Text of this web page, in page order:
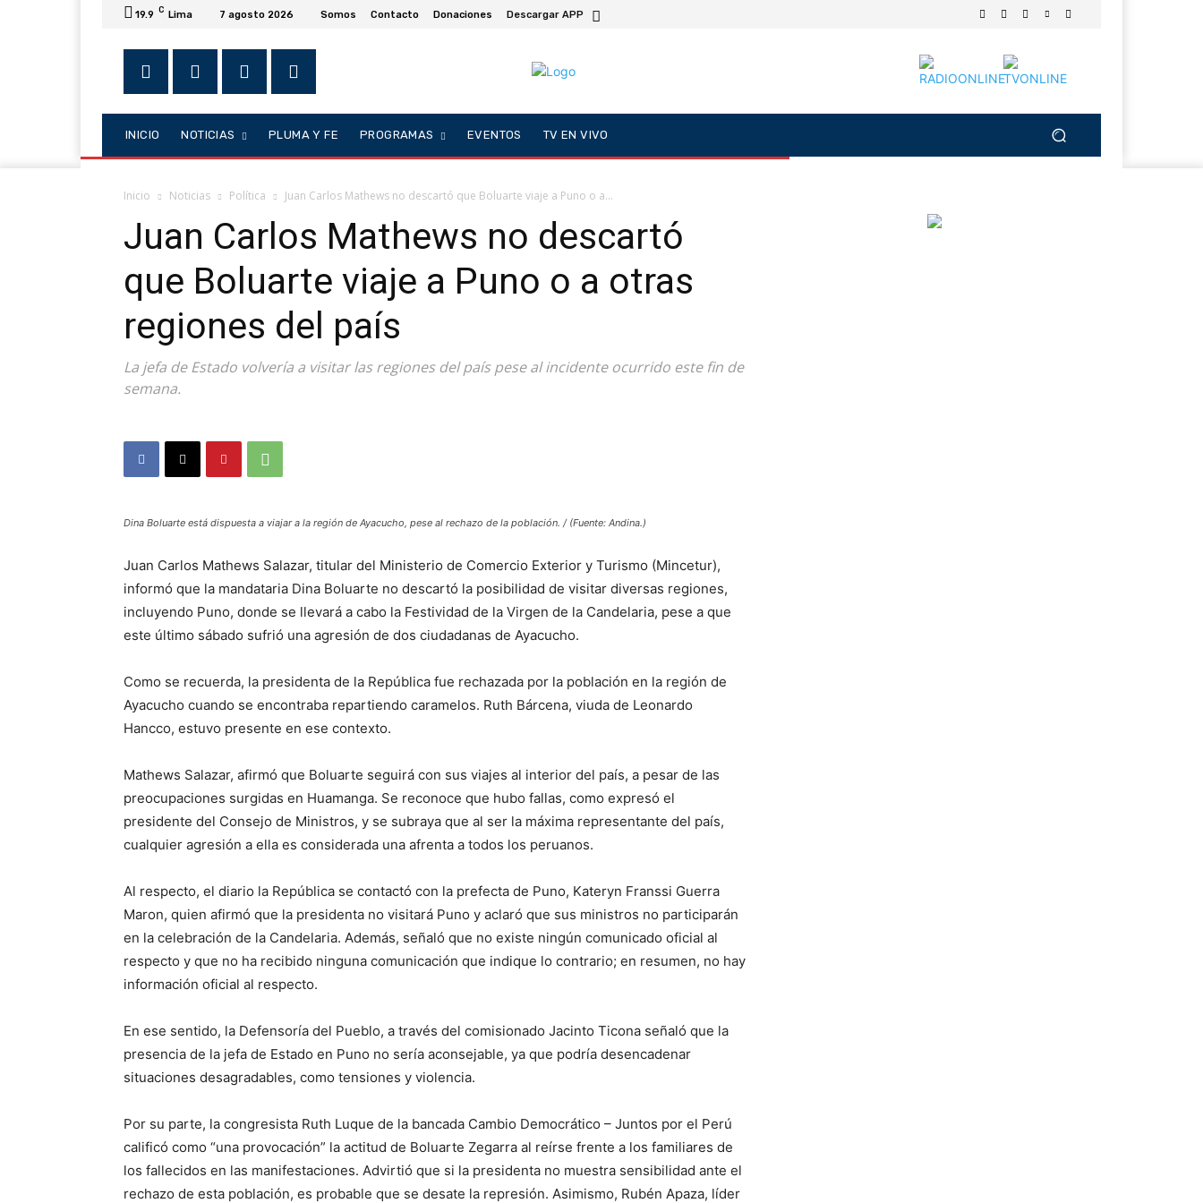
19.9 C Lima 7 agosto 2026 Somos Contacto Donaciones Descargar APP
INICIO NOTICIAS PLUMA Y FE PROGRAMAS EVENTOS TV EN VIVO
Inicio Noticias Política Juan Carlos Mathews no descartó que Boluarte viaje a Puno o a...
Juan Carlos Mathews no descartó
que Boluarte viaje a Puno o a otras
regiones del país
La jefa de Estado volvería a visitar las regiones del país pese al incidente ocurrido este fin de
semana.
Dina Boluarte está dispuesta a viajar a la región de Ayacucho, pese al rechazo de la población. / (Fuente: Andina.)
Juan Carlos Mathews Salazar, titular del Ministerio de Comercio Exterior y Turismo (Mincetur),
informó que la mandataria Dina Boluarte no descartó la posibilidad de visitar diversas regiones,
incluyendo Puno, donde se llevará a cabo la Festividad de la Virgen de la Candelaria, pese a que
este último sábado sufrió una agresión de dos ciudadanas de Ayacucho.
Como se recuerda, la presidenta de la República fue rechazada por la población en la región de
Ayacucho cuando se encontraba repartiendo caramelos. Ruth Bárcena, viuda de Leonardo
Hancco, estuvo presente en ese contexto.
Mathews Salazar, afirmó que Boluarte seguirá con sus viajes al interior del país, a pesar de las
preocupaciones surgidas en Huamanga. Se reconoce que hubo fallas, como expresó el
presidente del Consejo de Ministros, y se subraya que al ser la máxima representante del país,
cualquier agresión a ella es considerada una afrenta a todos los peruanos.
Al respecto, el diario la República se contactó con la prefecta de Puno, Kateryn Franssi Guerra
Maron, quien afirmó que la presidenta no visitará Puno y aclaró que sus ministros no participarán
en la celebración de la Candelaria. Además, señaló que no existe ningún comunicado oficial al
respecto y que no ha recibido ninguna comunicación que indique lo contrario; en resumen, no hay
información oficial al respecto.
En ese sentido, la Defensoría del Pueblo, a través del comisionado Jacinto Ticona señaló que la
presencia de la jefa de Estado en Puno no sería aconsejable, ya que podría desencadenar
situaciones desagradables, como tensiones y violencia.
Por su parte, la congresista Ruth Luque de la bancada Cambio Democrático – Juntos por el Perú
calificó como “una provocación” la actitud de Boluarte Zegarra al reírse frente a los familiares de
los fallecidos en las manifestaciones. Advirtió que si la presidenta no muestra sensibilidad ante el
rechazo de esta población, es probable que se desate la represión. Asimismo, Rubén Apaza, líder